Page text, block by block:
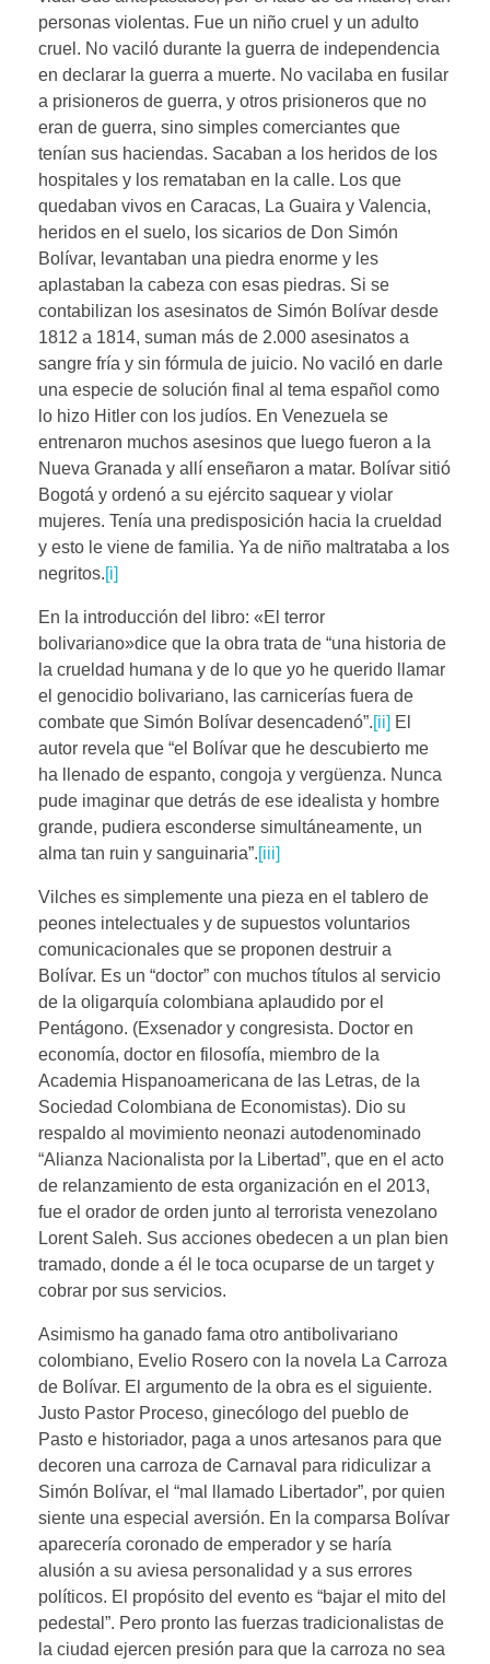
personas violentas. Fue un niño cruel y un adulto
cruel. No vaciló durante la guerra de independencia
en declarar la guerra a muerte. No vacilaba en fusilar
a prisioneros de guerra, y otros prisioneros que no
eran de guerra, sino simples comerciantes que
tenían sus haciendas. Sacaban a los heridos de los
hospitales y los remataban en la calle. Los que
quedaban vivos en Caracas, La Guaira y Valencia,
heridos en el suelo, los sicarios de Don Simón
Bolívar, levantaban una piedra enorme y les
aplastaban la cabeza con esas piedras. Si se
contabilizan los asesinatos de Simón Bolívar desde
1812 a 1814, suman más de 2.000 asesinatos a
sangre fría y sin fórmula de juicio. No vaciló en darle
una especie de solución final al tema español como
lo hizo Hitler con los judíos. En Venezuela se
entrenaron muchos asesinos que luego fueron a la
Nueva Granada y allí enseñaron a matar. Bolívar sitió
Bogotá y ordenó a su ejército saquear y violar
mujeres. Tenía una predisposición hacia la crueldad
y esto le viene de familia. Ya de niño maltrataba a los
negritos.[i]
En la introducción del libro: «El terror
bolivariano»dice que la obra trata de “una historia de
la crueldad humana y de lo que yo he querido llamar
el genocidio bolivariano, las carnicerías fuera de
combate que Simón Bolívar desencadenó”.[ii] El
autor revela que “el Bolívar que he descubierto me
ha llenado de espanto, congoja y vergüenza. Nunca
pude imaginar que detrás de ese idealista y hombre
grande, pudiera esconderse simultáneamente, un
alma tan ruin y sanguinaria”.[iii]
Vilches es simplemente una pieza en el tablero de
peones intelectuales y de supuestos voluntarios
comunicacionales que se proponen destruir a
Bolívar. Es un “doctor” con muchos títulos al servicio
de la oligarquía colombiana aplaudido por el
Pentágono. (Exsenador y congresista. Doctor en
economía, doctor en filosofía, miembro de la
Academia Hispanoamericana de las Letras, de la
Sociedad Colombiana de Economistas). Dio su
respaldo al movimiento neonazi autodenominado
“Alianza Nacionalista por la Libertad”, que en el acto
de relanzamiento de esta organización en el 2013,
fue el orador de orden junto al terrorista venezolano
Lorent Saleh. Sus acciones obedecen a un plan bien
tramado, donde a él le toca ocuparse de un target y
cobrar por sus servicios.
Asimismo ha ganado fama otro antibolivariano
colombiano, Evelio Rosero con la novela La Carroza
de Bolívar. El argumento de la obra es el siguiente.
Justo Pastor Proceso, ginecólogo del pueblo de
Pasto e historiador, paga a unos artesanos para que
decoren una carroza de Carnaval para ridiculizar a
Simón Bolívar, el “mal llamado Libertador”, por quien
siente una especial aversión. En la comparsa Bolívar
aparecería coronado de emperador y se haría
alusión a su aviesa personalidad y a sus errores
políticos. El propósito del evento es “bajar el mito del
pedestal”. Pero pronto las fuerzas tradicionalistas de
la ciudad ejercen presión para que la carroza no sea